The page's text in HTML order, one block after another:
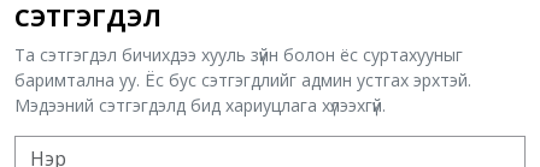
СЭТГЭГДЭЛ
Та сэтгэгдэл бичихдээ хууль зүйн болон ёс суртахууныг
баримтална уу. Ёс бус сэтгэгдлийг админ устгах эрхтэй.
Мэдээний сэтгэгдэлд бид хариуцлага хүлээхгүй.